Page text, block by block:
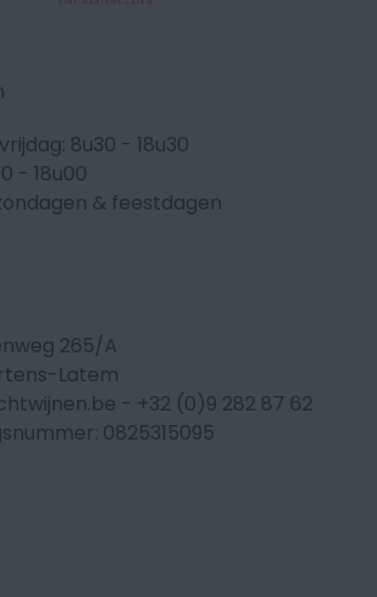
8u30 - 18u30
- 18u00
& feestdagen
265/A
Latem
- +32 (0)9 282 87 62
0825315095